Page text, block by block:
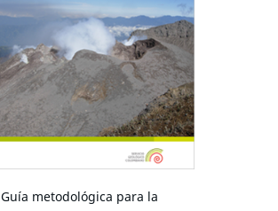
Guía metodológica para la